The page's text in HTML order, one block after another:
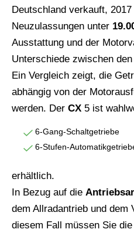
Deutschland verkauft,
Neuzulassungen unter
Ausstattung und der
Unterschiede zwischen
Ein Vergleich zeigt, die
abhängig von der
werden. Der CX 5 ist
6-Gang-Schaltgetriebe
6-Stufen-
erhältlich.
In Bezug auf die
dem Allradantrieb und dem
diesem Fall müssen Sie